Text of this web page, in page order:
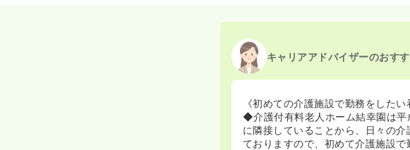
キャリアアドバイザーのおす
《初めての介護施設で勤務をした
◆介護付有料老人ホーム結幸園は平
に隣接していることから、日々の
ておりますので、初めて介護施設